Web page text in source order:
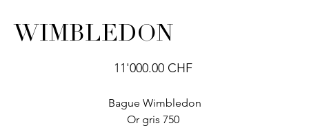
WIMBLEDON
Prix
11'000.00 CHF
Bague Wimbledon
Or gris 750